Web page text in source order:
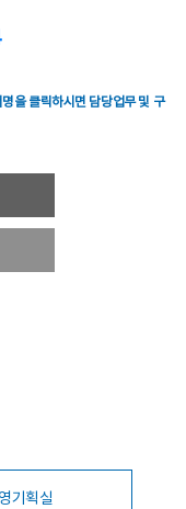
을 클릭하시면 담당업무 및 구
기획실